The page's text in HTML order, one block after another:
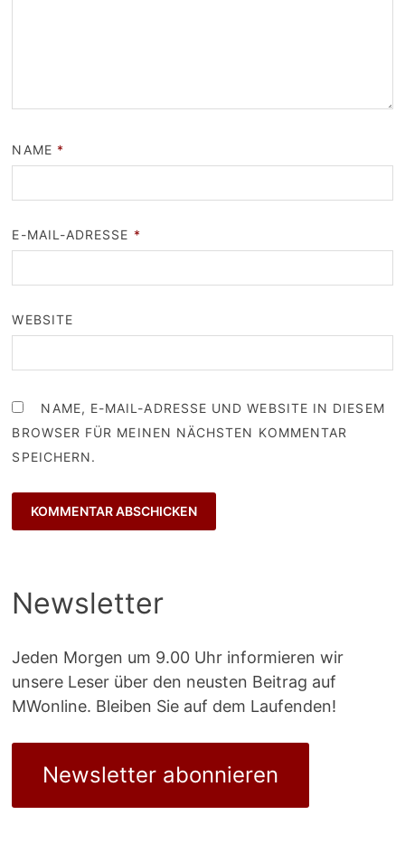
NAME *
E-MAIL-ADRESSE *
WEBSITE
NAME, E-MAIL-ADRESSE UND WEBSITE IN DIESEM
BROWSER FÜR MEINEN NÄCHSTEN KOMMENTAR
SPEICHERN.
Newsletter
Jeden Morgen um 9.00 Uhr informieren wir
unsere Leser über den neusten Beitrag auf
MWonline. Bleiben Sie auf dem Laufenden!
Newsletter abonnieren